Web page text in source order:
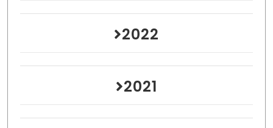
2022
2021